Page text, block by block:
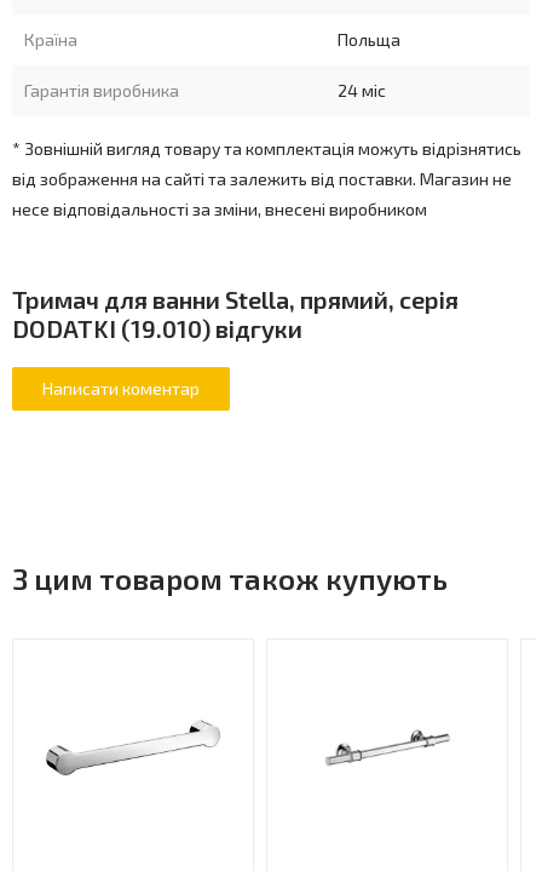
Країна Польща
Гарантія виробника 24 міс
* Зовнішній вигляд товару та комплектація можуть відрізнятись
від зображення на сайті та залежить від поставки. Магазин не
несе відповідальності за зміни, внесені виробником
Тримач для ванни Stella, прямий, серія
DODATKI (19.010) відгуки
З цим товаром також купують